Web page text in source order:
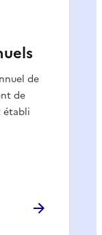
de
de
établi